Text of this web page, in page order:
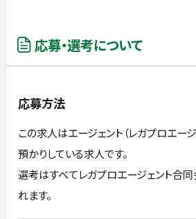
応募・選考について
応募方法
この求人はエージェント（レガプロエー
預かりしている求人です。
選考はすべてレガプロエージェント合
れます。